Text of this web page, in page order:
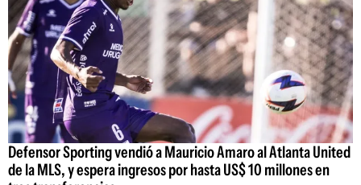
Defensor Sporting vendió a Mauricio Amaro al Atlanta United
de la MLS, y espera ingresos por hasta US$ 10 millones en